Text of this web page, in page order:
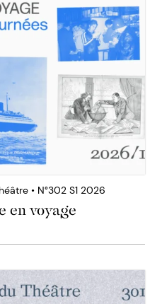
• N°302 S1 2026
en voyage